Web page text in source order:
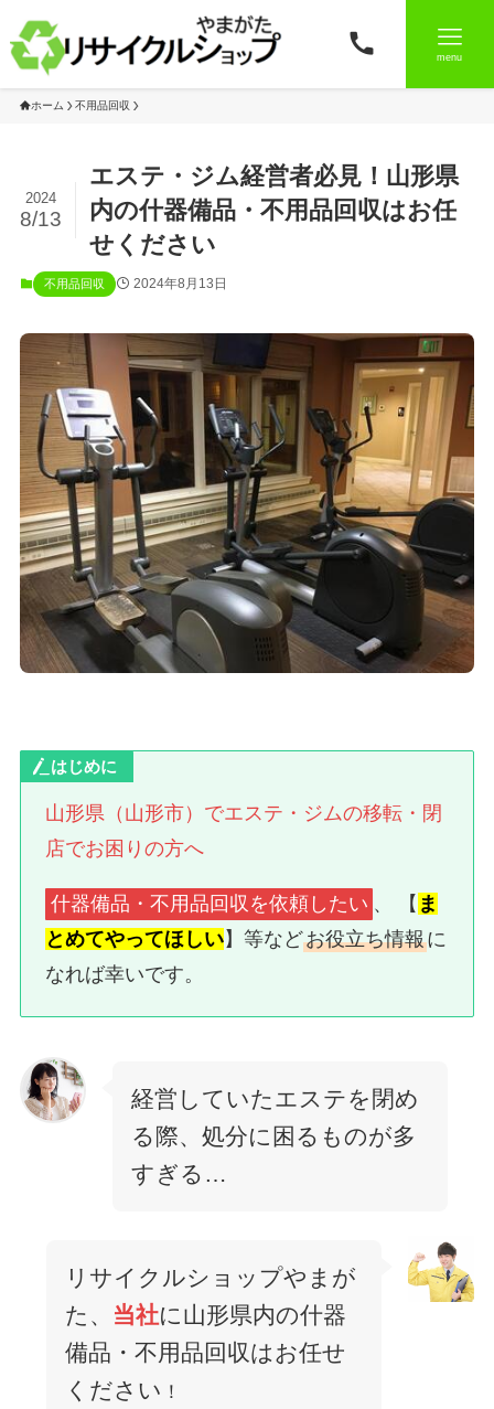
menu
ホーム 不用品回収
エステ・ジム経営者必見！山形県
内の什器備品・不用品回収はお任
せください
2024
8/13
不用品回収 2024年8月13日
はじめに
山形県（山形市）でエステ・ジムの移転・閉
店でお困りの方へ
什器備品・不用品回収を依頼したい 、 【 ま
とめてやってほしい】等などお役立ち情報に
なれば幸いです。
経営していたエステを閉め
る際、処分に困るものが多
すぎる…
リサイクルショップやまが
た、 当社に山形県内の什器
備品・不用品回収はお任せ
ください ！